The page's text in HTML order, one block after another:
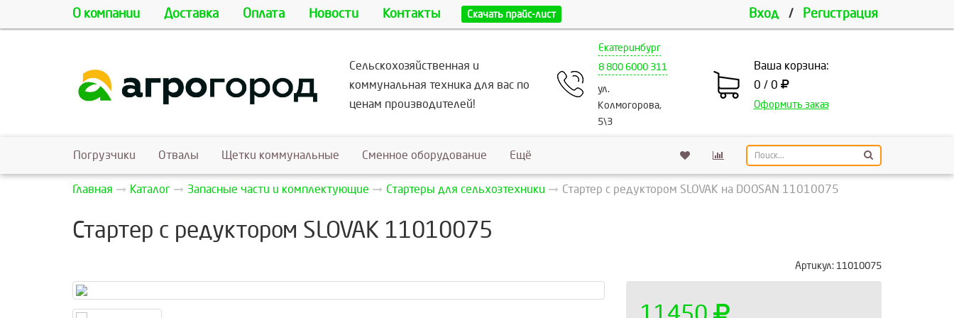
О компании Доставка Оплата Новости Контакты Скачать прайс-лист Вход / Регистрация
Сельскохозяйственная и
коммунальная техника для вас по
ценам производителей!
Екатеринбург
8 800 6000 311
ул.
Колмогорова,
5\3
Ваша корзина:
0 / 0
Оформить заказ
Погрузчики Отвалы Щетки коммунальные Сменное оборудование Ещё
Главная Каталог Запасные части и комплектующие Стартеры для сельхозтехники Стартер с редуктором SLOVAK на DOOSAN 11010075
Стартер с редуктором SLOVAK 11010075
Артикул: 11010075